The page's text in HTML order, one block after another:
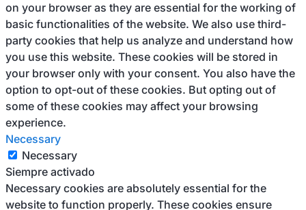
on your browser as they are essential for the working of
basic functionalities of the website. We also use third-
party cookies that help us analyze and understand how
you use this website. These cookies will be stored in
your browser only with your consent. You also have the
option to opt-out of these cookies. But opting out of
some of these cookies may affect your browsing
experience.
Necessary
Necessary
Siempre activado
Necessary cookies are absolutely essential for the
website to function properly. These cookies ensure